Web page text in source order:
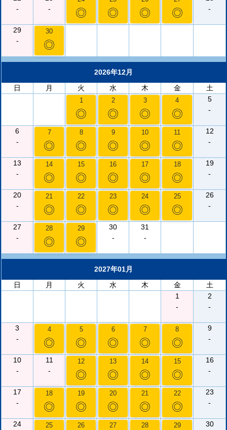
-
-
◎ ◎ ◎ ◎
-
29
-
30
◎
2026年12月
日
月 火 水 木 金 土
1
◎
2
◎
3
◎
4
◎
5
-
6
-
7
◎
8
◎
9
◎
10
◎
11
◎
12
-
13
-
14
◎
15
◎
16
◎
17
◎
18
◎
19
-
20
-
21
◎
22
◎
23
◎
24
◎
25
◎
26
-
27
-
28
◎
29
◎
30
-
31
-
2027年01月
日
月 火 水 木 金
土
1
-
2
-
3
-
4
◎
5
◎
6
◎
7
◎
8
◎
9
-
10
-
11
-
12
◎
13
◎
14
◎
15
◎
16
-
17
-
18
◎
19
◎
20
◎
21
◎
22
◎
23
-
24
25 26 27 28 29
30